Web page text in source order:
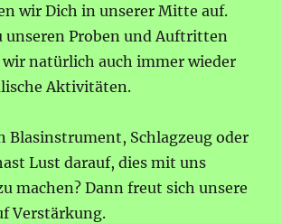
wir Dich in unserer Mitte auf.
unseren Proben und Auftritten
natürlich auch immer wieder
Aktivitäten.
Blasinstrument, Schlagzeug oder
Lust darauf, dies mit uns
machen? Dann freut sich unsere
Verstärkung.